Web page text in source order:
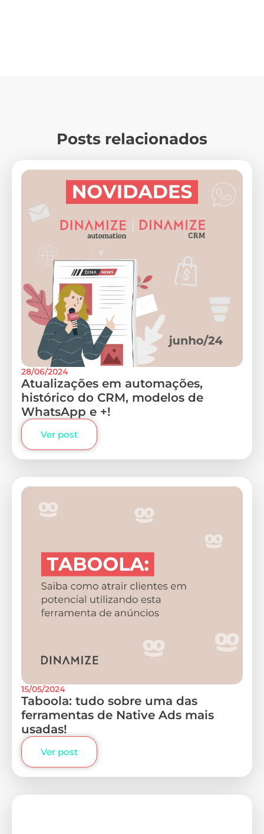
Posts relacionados
28/06/2024
Atualizações em automações,
histórico do CRM, modelos de
WhatsApp e +!
Ver post
15/05/2024
Taboola: tudo sobre uma das
ferramentas de Native Ads mais
usadas!
Ver post